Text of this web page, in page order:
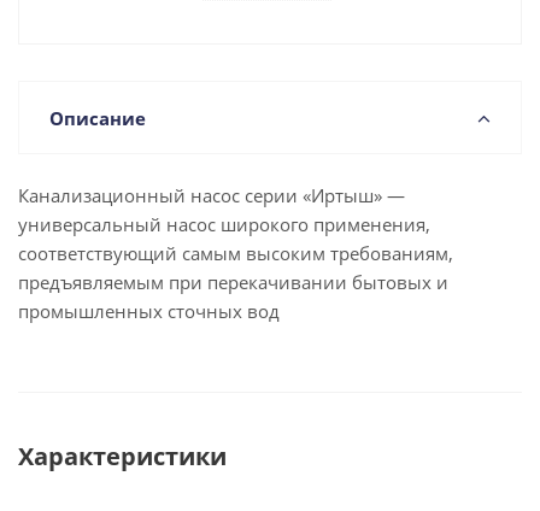
Описание
Канализационный насос серии «Иртыш» —
универсальный насос широкого применения,
соответствующий самым высоким требованиям,
предъявляемым при перекачивании бытовых и
промышленных сточных вод
Характеристики